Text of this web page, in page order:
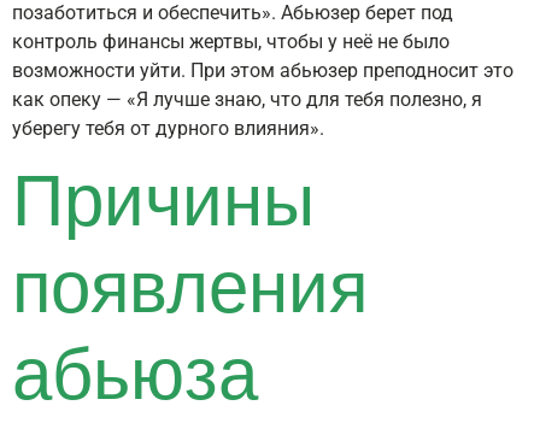
позаботиться и обеспечить». Абьюзер берет под
контроль финансы жертвы, чтобы у неё не было
возможности уйти. При этом абьюзер преподносит это
как опеку — «Я лучше знаю, что для тебя полезно, я
уберегу тебя от дурного влияния».
Причины
появления
абьюза